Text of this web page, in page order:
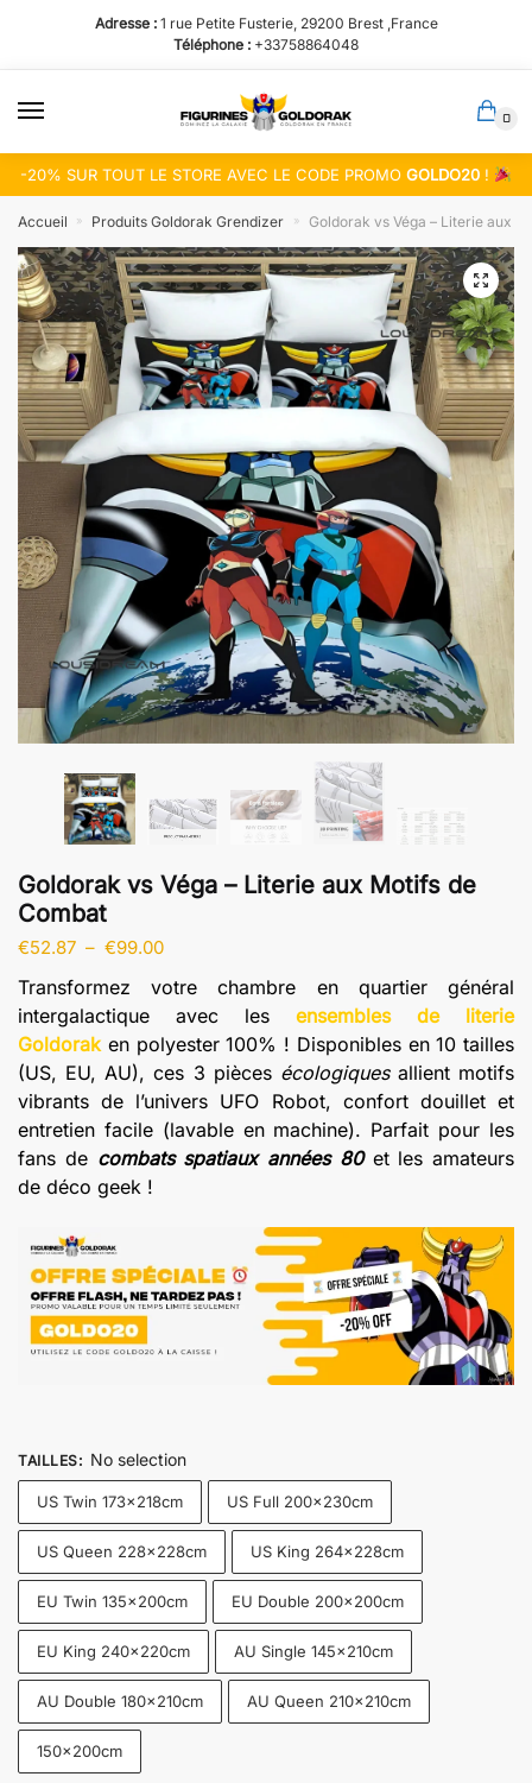
la
navigation
contenu
Adresse : 1 rue Petite Fusterie, 29200 Brest ,France
Téléphone : +33758864048
0
-20% SUR TOUT LE STORE AVEC LE CODE PROMOGOLDO20 !
Accueil » Produits Goldorak Grendizer » Goldorak vs Véga – Literie aux
Goldorak vs Véga – Literie aux Motifs de
Combat
€52.87 – €99.00Plage
prix :
€52.87
à
€99.00
Transformez votre chambre en quartier général
intergalactique avec les ensembles de literie
Goldorak en polyester 100% ! Disponibles en 10 tailles
(US, EU, AU), ces 3 pièces écologiquesallient motifs
vibrants de l’univers UFO Robot, confort douillet et
entretien facile (lavable en machine). Parfait pour les
fans de combats spatiaux années 80et les amateurs
de déco geek !
TAILLES: No selection
US Twin 173x218cm US Full 200x230cm
US Queen 228x228cm US King 264x228cm
EU Twin 135x200cm EU Double 200x200cm
EU King 240x220cm AU Single 145x210cm
AU Double 180x210cm AU Queen 210x210cm
150x200cm